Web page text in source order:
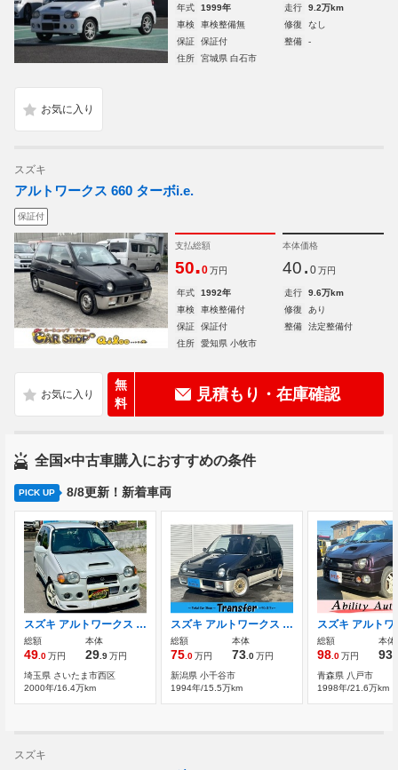
年式 1999年 走行
9.2万km
車検
車検整備無 修復
なし
保証
保証付 整備
-
住所
宮城県 白石市
スズキ
アルトワークス 660 ターボi.e.
保証付
支払総額
50.0 万円
本体価格
40. 0 万円
年式 1992年 走行
9.6万km
車検
車検整備付 修復
あり
保証
保証付 整備
法定整備付
住所
愛知県 小牧市
無
料
見積もり・在庫確認
全国×中古車購入におすすめの条件
PICK UP 8/8更新！新着車両
スズキ アルトワークス 660 RS/Z ターボ 2名公認貨物登録
総額
49 .0万円
本体
29 .9万円
埼玉県 さいたま市西区
2000年/16.4万km
スズキ アルトワークス 660 ターボi.e. 4WD 検9年6月/5速マニュアル/4WD/F6A/ターボ/車
総額
75 .0万円
本体
73 .0万円
新潟県 小千谷市
1994年/15.5万km
総額
98 .0万円
本体
93
青森県 八戸市
1998年/21.6万km
スズキ